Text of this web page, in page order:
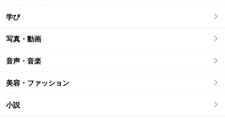
学び
写真・動画
音声・音楽
美容・ファッション
小説